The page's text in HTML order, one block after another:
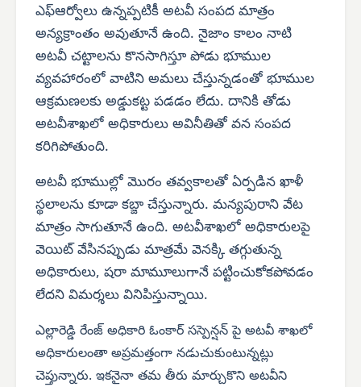
ఎఫ్‌ఆర్వోలు ఉన్నప్పటికీ అటవీ సంపద మాత్రం
అన్యక్రాంతం అవుతూనే ఉంది. నైజాం కాలం నాటి
అటవీ చట్టాలను కొనసాగిస్తూ పోడు భూముల
వ్యవహారంలో వాటిని అమలు చేస్తున్నడంతో భూముల
ఆక్రమణలకు అడ్డుకట్ట పడడం లేదు. దానికి తోడు
అటవీశాఖలో అధికారులు అవినీతితో వన సంపద
కరిగిపోతుంది.
అటవీ భూముల్లో మొరం తవ్వకాలతో ఏర్పడిన ఖాళీ
స్థలాలను కూడా కబ్జా చేస్తున్నారు. మన్యపురాని వేట
మాత్రం సాగుతూనే ఉంది. అటవీశాఖలో అధికారులపై
వెయిట్ వేసినప్పుడు మాత్రమే వెనక్కి తగ్గుతున్న
అధికారులు, షరా మామూలుగానే పట్టించుకోకపోవడం
లేదని విమర్శలు వినిపిస్తున్నాయి.
ఎల్లారెడ్డి రేంజ్ అధికారి ఓంకార్ సస్పెన్షన్ పై అటవీ శాఖలో
అధికారులంతా అప్రమత్తంగా నడుచుకుంటున్నట్లు
చెప్తున్నారు. ఇకనైనా తమ తీరు మార్చుకొని అటవీని